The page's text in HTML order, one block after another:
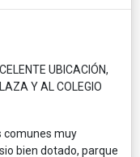
UBICACIÓN,
Y AL COLEGIO
comunes muy
bien dotado, parque